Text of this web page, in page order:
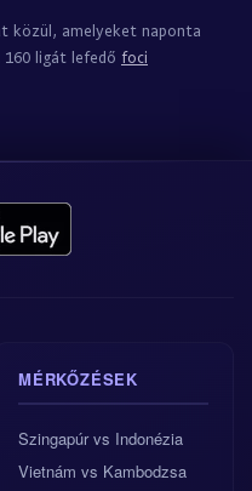
közül, amelyeket naponta
ligát lefedő foci
MÉRKŐZÉSEK
Szingapúr vs Indonézia
Vietnám vs Kambodzsa